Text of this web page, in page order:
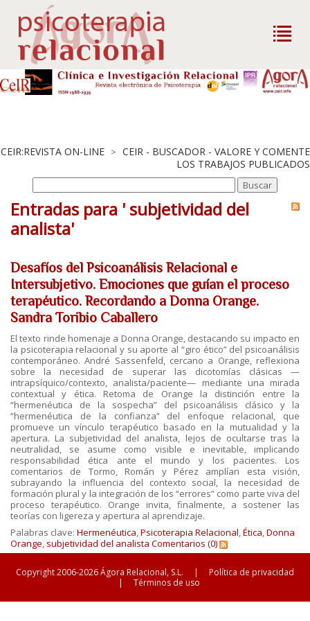
CEIR:REVISTA ON-LINE > CEIR - BUSCADOR - VALORE Y COMENTE
LOS TRABAJOS PUBLICADOS
Entradas para ' subjetividad del
analista'
Desafíos del Psicoanálisis Relacional e
Intersubjetivo. Emociones que guían el proceso
terapéutico. Recordando a Donna Orange.
Sandra Toribio Caballero
El texto rinde homenaje a Donna Orange, destacando su impacto en
la psicoterapia relacional y su aporte al “giro ético” del psicoanálisis
contemporáneo. André Sassenfeld, cercano a Orange, reflexiona
sobre la necesidad de superar las dicotomías clásicas —
intrapsíquico/contexto, analista/paciente— mediante una mirada
contextual y ética. Retoma de Orange la distinción entre la
“hermenéutica de la sospecha” del psicoanálisis clásico y la
“hermenéutica de la confianza” del enfoque relacional, que
promueve un vínculo terapéutico basado en la mutualidad y la
apertura. La subjetividad del analista, lejos de ocultarse tras la
neutralidad, se asume como visible e inevitable, implicando
responsabilidad ética ante el mundo y los pacientes. Los
comentarios de Tormo, Román y Pérez amplían esta visión,
subrayando la influencia del contexto social, la necesidad de
formación plural y la integración de los “errores” como parte viva del
proceso terapéutico. Orange invita, finalmente, a sostener las
teorías con ligereza y apertura al aprendizaje.
Palabras clave: Hermenéutica,Psicoterapia Relacional,Ética,Donna
Orange, subjetividad del analista Comentarios (0)
Copyright 2006-2026 Ágora Relacional, S.L. |
Política de privacidad
|
Términos de uso